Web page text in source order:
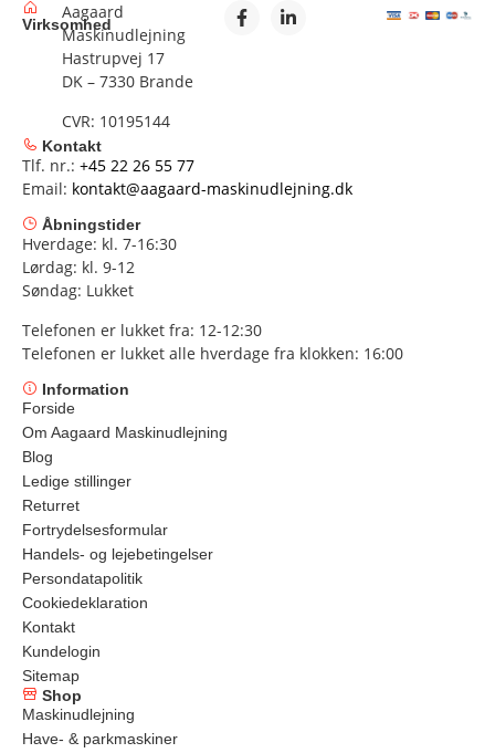
Virksomhed
Aagaard
Maskinudlejning
Hastrupvej 17
DK – 7330 Brande
CVR: 10195144
Kontakt
Tlf. nr.: +45 22 26 55 77
Email: kontakt@aagaard-maskinudlejning.dk
Åbningstider
Hverdage: kl. 7-16:30
Lørdag: kl. 9-12
Søndag: Lukket
Telefonen er lukket fra: 12-12:30
Telefonen er lukket alle hverdage fra klokken: 16:00
Information
Forside
Om Aagaard Maskinudlejning
Blog
Ledige stillinger
Returret
Fortrydelsesformular
Handels- og lejebetingelser
Persondatapolitik
Cookiedeklaration
Kontakt
Kundelogin
Sitemap
Shop
Maskinudlejning
Have- & parkmaskiner